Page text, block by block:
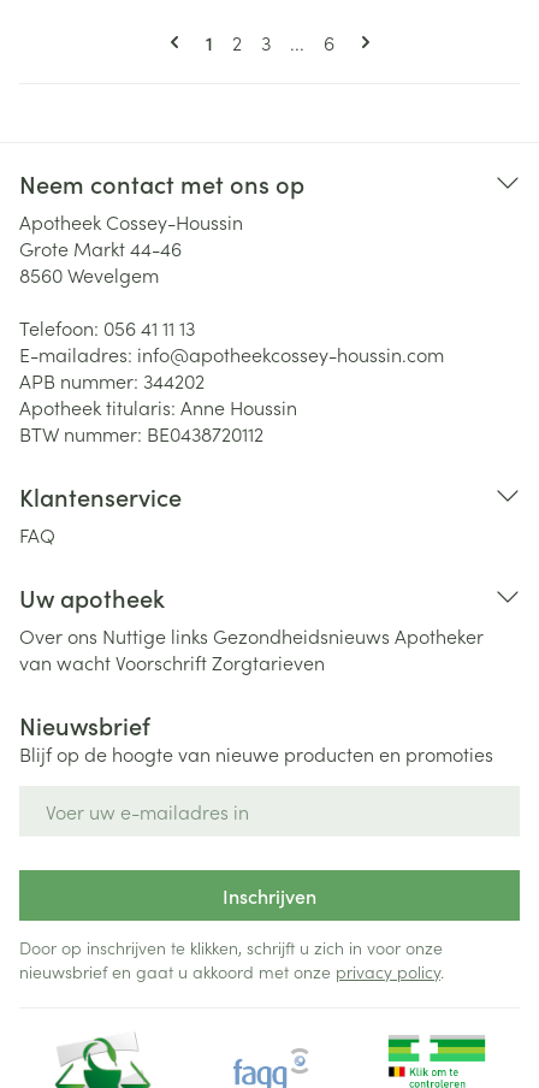
Pagina's
U lees momenteel pagina
1 Pagina
2 Pagina
3 ... Pagina
6
Neem contact met ons op
Apotheek Cossey-Houssin
Grote Markt 44-46
8560Wevelgem
Telefoon: 056 41 11 13
E-mailadres: info@apotheekcossey-houssin.com
APB nummer: 344202
Apotheek titularis: Anne Houssin
BTW nummer: BE0438720112
Klantenservice
FAQ
Uw apotheek
Over ons Nuttige links Gezondheidsnieuws Apotheker
van wachtVoorschriftZorgtarieven
Nieuwsbrief
Blijf op de hoogte van nieuwe producten en promoties
Inschrijven
Door op inschrijven te klikken, schrijft u zich in voor onze
nieuwsbrief en gaat u akkoord met onze privacy policy.